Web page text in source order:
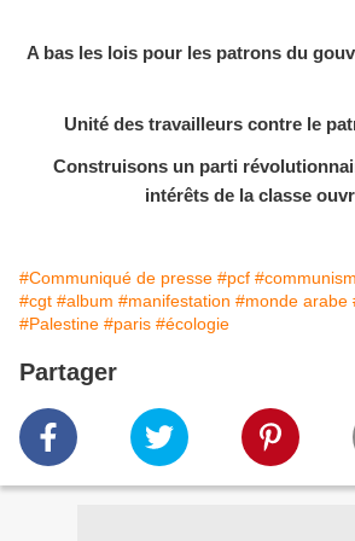
A bas les lois pour les patrons du
Unité des travailleurs contre le
Construisons un parti
intérêts de la classe
#Communiqué de presse #pcf
#cgt #album #manifestation #monde arabe
#Palestine #paris #écologie
Partager